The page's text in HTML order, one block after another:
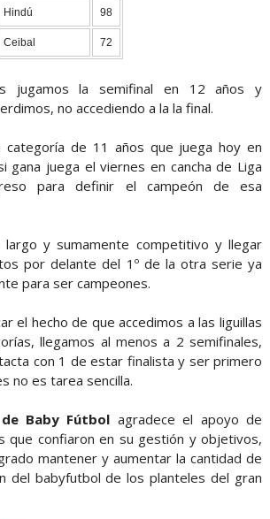
Hindú 98
Ceibal 72
jugamos la semifinal en 12 años y
no accediendo a la la final.
categoría de 11 años que juega hoy en
gana juega el viernes en cancha de Liga
para definir el campeón de esa
largo y sumamente competitivo y llegar
por delante del 1º de la otra serie ya
para ser campeones.
el hecho de que accedimos a las liguillas
llegamos al menos a 2 semifinales,
con 1 de estar finalista y ser primero
no es tarea sencilla.
de Baby Fútbol agradece el apoyo de
que confiaron en su gestión y objetivos,
mantener y aumentar la cantidad de
del babyfutbol de los planteles del gran